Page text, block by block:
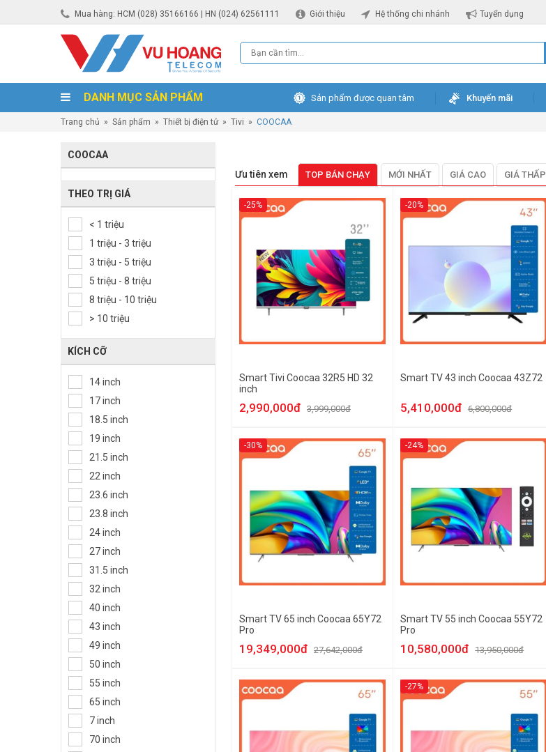
Mua hàng: HCM (028) 35166166 | HN (024) 62561111 Giới thiệu Hệ thống chi nhánh Tuyển dụng
DANH MỤC SẢN PHẨM Sản phẩm được quan tâm Khuyến mãi
Trang chủ » Sản phẩm » Thiết bị điện tử » Tivi » COOCAA
COOCAA
THEO TRỊ GIÁ
< 1 triệu
1 triệu - 3 triệu
3 triệu - 5 triệu
5 triệu - 8 triệu
8 triệu - 10 triệu
> 10 triệu
KÍCH CỠ
14 inch
17 inch
18.5 inch
19 inch
21.5 inch
22 inch
23.6 inch
23.8 inch
24 inch
27 inch
31.5 inch
32 inch
40 inch
43 inch
49 inch
50 inch
55 inch
65 inch
7 inch
70 inch
Ưu tiên xem TOP BÁN CHẠY MỚI NHẤT GIÁ CAO GIÁ THẤP
-25%
Smart Tivi Coocaa 32R5 HD 32
inch
2,990,000đ 3,999,000đ
-20%
Smart TV 43 inch Coocaa 43Z72
5,410,000đ 6,800,000đ
-30%
Smart TV 65 inch Coocaa 65Y72
Pro
19,349,000đ 27,642,000đ
-24%
Smart TV 55 inch Coocaa 55Y72
Pro
10,580,000đ 13,950,000đ
-27%